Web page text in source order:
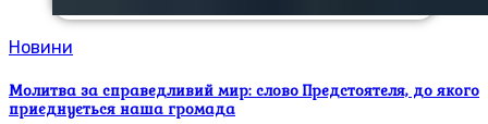
Новини
Молитва за справедливий мир: слово Предстоятеля, до якого
приєднується наша громада